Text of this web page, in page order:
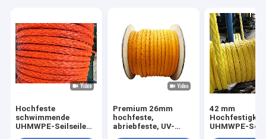
Hochfeste
schwimmende
UHMWPE-Seilseile
Premium 26mm
hochfeste,
abriebfeste, UV-
42 mm
UHMWPE-